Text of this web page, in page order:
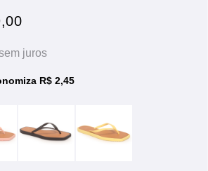
juros
R$ 2,45